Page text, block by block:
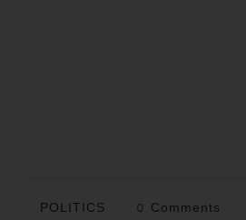
POLITICS 0 Comments